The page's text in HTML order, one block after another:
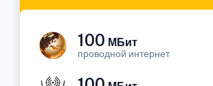
100 МБит
проводной интернет